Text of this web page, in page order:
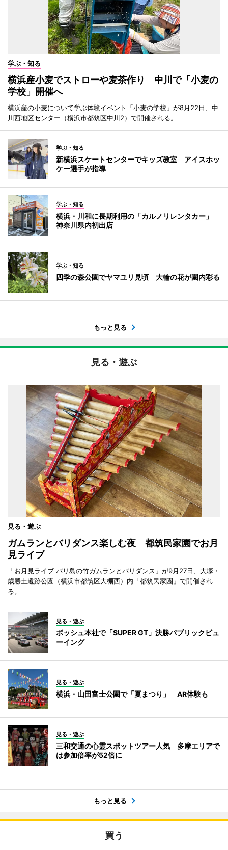
学ぶ・知る
横浜産小麦でストローや麦茶作り 中川で「小麦の
学校」開催へ
横浜産の小麦について学ぶ体験イベント「小麦の学校」が8月22日、中
川西地区センター（横浜市都筑区中川2）で開催される。
学ぶ・知る
新横浜スケートセンターでキッズ教室 アイスホッ
ケー選手が指導
学ぶ・知る
横浜・川和に長期利用の「カルノリレンタカー」
神奈川県内初出店
学ぶ・知る
四季の森公園でヤマユリ見頃 大輪の花が園内彩る
もっと見る
見る・遊ぶ
見る・遊ぶ
ガムランとバリダンス楽しむ夜 都筑民家園でお月
見ライブ
「お月見ライブ バリ島の竹ガムランとバリダンス」が9月27日、大塚・
歳勝土遺跡公園（横浜市都筑区大棚西）内「都筑民家園」で開催され
る。
見る・遊ぶ
ボッシュ本社で「SUPER GT」決勝パブリックビュ
ーイング
見る・遊ぶ
横浜・山田富士公園で「夏まつり」 AR体験も
見る・遊ぶ
三和交通の心霊スポットツアー人気 多摩エリアで
は参加倍率が52倍に
もっと見る
買う